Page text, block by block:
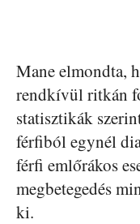
Mane elmondta,
rendkívül ritkán
statisztikák
férfiból egynél
férfi emlőrákos
megbetegedés
ki.